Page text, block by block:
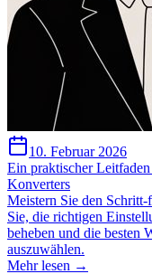
10. Februar 2026
Ein praktischer
Konverters
Meistern Sie den
Sie, die richtigen
beheben und die besten
auszuwählen.
Mehr lesen →